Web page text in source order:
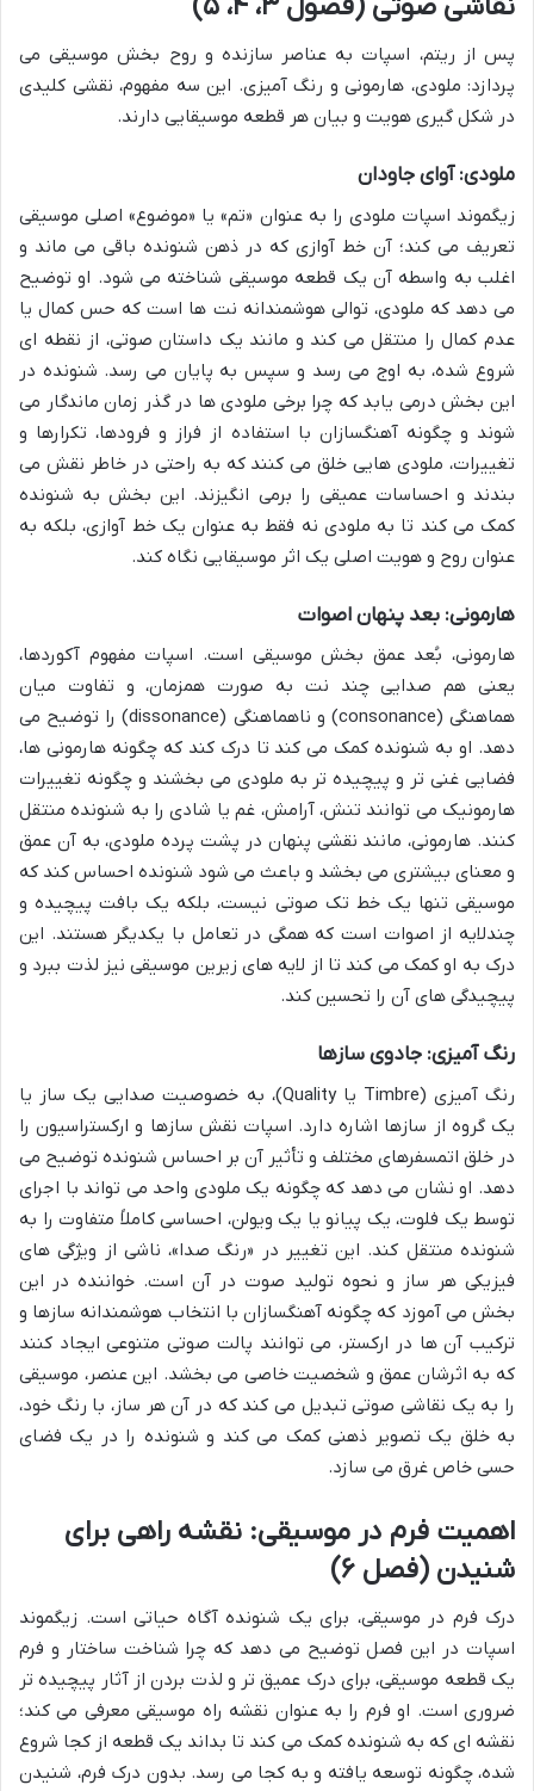
پس از ریتم، اسپات به عناصر سازنده و روح بخش موسیقی می
پردازد: ملودی، هارمونی و رنگ آمیزی. این سه مفهوم، نقشی کلیدی
در شکل گیری هویت و بیان هر قطعه موسیقایی دارند.
ملودی: آوای جاودان
زیگموند اسپات ملودی را به عنوان «تم» یا «موضوع» اصلی موسیقی
تعریف می کند؛ آن خط آوازی که در ذهن شنونده باقی می ماند و
اغلب به واسطه آن یک قطعه موسیقی شناخته می شود. او توضیح
می دهد که ملودی، توالی هوشمندانه نت ها است که حس کمال یا
عدم کمال را منتقل می کند و مانند یک داستان صوتی، از نقطه ای
شروع شده، به اوج می رسد و سپس به پایان می رسد. شنونده در
این بخش درمی یابد که چرا برخی ملودی ها در گذر زمان ماندگار می
شوند و چگونه آهنگسازان با استفاده از فراز و فرودها، تکرارها و
تغییرات، ملودی هایی خلق می کنند که به راحتی در خاطر نقش می
بندند و احساسات عمیقی را برمی انگیزند. این بخش به شنونده
کمک می کند تا به ملودی نه فقط به عنوان یک خط آوازی، بلکه به
عنوان روح و هویت اصلی یک اثر موسیقایی نگاه کند.
هارمونی: بعد پنهان اصوات
هارمونی، بُعد عمق بخش موسیقی است. اسپات مفهوم آکوردها،
یعنی هم صدایی چند نت به صورت همزمان، و تفاوت میان
هماهنگی (consonance) و ناهماهنگی (dissonance) را توضیح می
دهد. او به شنونده کمک می کند تا درک کند که چگونه هارمونی ها،
فضایی غنی تر و پیچیده تر به ملودی می بخشند و چگونه تغییرات
هارمونیک می توانند تنش، آرامش، غم یا شادی را به شنونده منتقل
کنند. هارمونی، مانند نقشی پنهان در پشت پرده ملودی، به آن عمق
و معنای بیشتری می بخشد و باعث می شود شنونده احساس کند که
موسیقی تنها یک خط تک صوتی نیست، بلکه یک بافت پیچیده و
چندلایه از اصوات است که همگی در تعامل با یکدیگر هستند. این
درک به او کمک می کند تا از لایه های زیرین موسیقی نیز لذت ببرد و
پیچیدگی های آن را تحسین کند.
رنگ آمیزی: جادوی سازها
رنگ آمیزی (Timbre یا Quality)، به خصوصیت صدایی یک ساز یا
یک گروه از سازها اشاره دارد. اسپات نقش سازها و ارکستراسیون را
در خلق اتمسفرهای مختلف و تأثیر آن بر احساس شنونده توضیح می
دهد. او نشان می دهد که چگونه یک ملودی واحد می تواند با اجرای
توسط یک فلوت، یک پیانو یا یک ویولن، احساسی کاملاً متفاوت را به
شنونده منتقل کند. این تغییر در «رنگ صدا»، ناشی از ویژگی های
فیزیکی هر ساز و نحوه تولید صوت در آن است. خواننده در این
بخش می آموزد که چگونه آهنگسازان با انتخاب هوشمندانه سازها و
ترکیب آن ها در ارکستر، می توانند پالت صوتی متنوعی ایجاد کنند
که به اثرشان عمق و شخصیت خاصی می بخشد. این عنصر، موسیقی
را به یک نقاشی صوتی تبدیل می کند که در آن هر ساز، با رنگ خود،
به خلق یک تصویر ذهنی کمک می کند و شنونده را در یک فضای
حسی خاص غرق می سازد.
اهمیت فرم در موسیقی: نقشه راهی برای
شنیدن (فصل ۶)
درک فرم در موسیقی، برای یک شنونده آگاه حیاتی است. زیگموند
اسپات در این فصل توضیح می دهد که چرا شناخت ساختار و فرم
یک قطعه موسیقی، برای درک عمیق تر و لذت بردن از آثار پیچیده تر
ضروری است. او فرم را به عنوان نقشه راه موسیقی معرفی می کند؛
نقشه ای که به شنونده کمک می کند تا بداند یک قطعه از کجا شروع
شده، چگونه توسعه یافته و به کجا می رسد. بدون درک فرم، شنیدن